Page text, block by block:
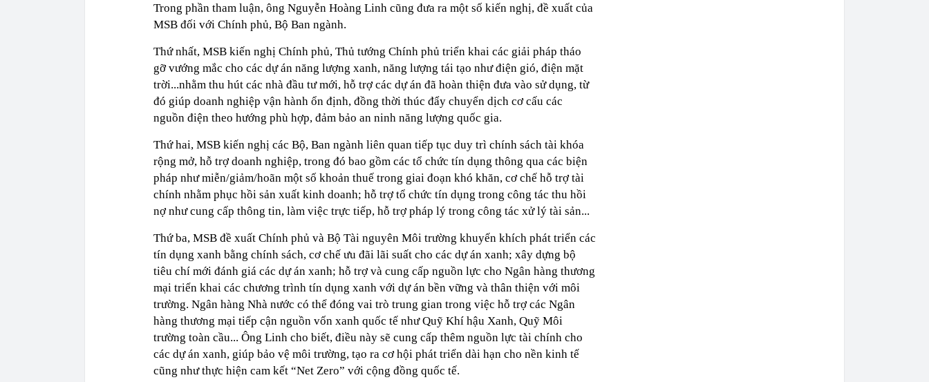
Trong phần tham luận, ông Nguyễn Hoàng Linh cũng đưa ra một số kiến nghị, đề xuất của
MSB đối với Chính phủ, Bộ Ban ngành.
Thứ nhất, MSB kiến nghị Chính phủ, Thủ tướng Chính phủ triển khai các giải pháp tháo
gỡ vướng mắc cho các dự án năng lượng xanh, năng lượng tái tạo như điện gió, điện mặt
trời...nhằm thu hút các nhà đầu tư mới, hỗ trợ các dự án đã hoàn thiện đưa vào sử dụng, từ
đó giúp doanh nghiệp vận hành ổn định, đồng thời thúc đẩy chuyển dịch cơ cấu các
nguồn điện theo hướng phù hợp, đảm bảo an ninh năng lượng quốc gia.
Thứ hai, MSB kiến nghị các Bộ, Ban ngành liên quan tiếp tục duy trì chính sách tài khóa
rộng mở, hỗ trợ doanh nghiệp, trong đó bao gồm các tổ chức tín dụng thông qua các biện
pháp như miễn/giảm/hoãn một số khoản thuế trong giai đoạn khó khăn, cơ chế hỗ trợ tài
chính nhằm phục hồi sản xuất kinh doanh; hỗ trợ tổ chức tín dụng trong công tác thu hồi
nợ như cung cấp thông tin, làm việc trực tiếp, hỗ trợ pháp lý trong công tác xử lý tài sản...
Thứ ba, MSB đề xuất Chính phủ và Bộ Tài nguyên Môi trường khuyến khích phát triển các
tín dụng xanh bằng chính sách, cơ chế ưu đãi lãi suất cho các dự án xanh; xây dựng bộ
tiêu chí mới đánh giá các dự án xanh; hỗ trợ và cung cấp nguồn lực cho Ngân hàng thương
mại triển khai các chương trình tín dụng xanh với dự án bền vững và thân thiện với môi
trường. Ngân hàng Nhà nước có thể đóng vai trò trung gian trong việc hỗ trợ các Ngân
hàng thương mại tiếp cận nguồn vốn xanh quốc tế như Quỹ Khí hậu Xanh, Quỹ Môi
trường toàn cầu... Ông Linh cho biết, điều này sẽ cung cấp thêm nguồn lực tài chính cho
các dự án xanh, giúp bảo vệ môi trường, tạo ra cơ hội phát triển dài hạn cho nền kinh tế
cũng như thực hiện cam kết “Net Zero” với cộng đồng quốc tế.